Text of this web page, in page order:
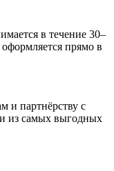
в течение 30–
прямо в
и партнёрству с
из самых выгодных